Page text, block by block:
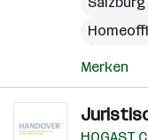
Merken